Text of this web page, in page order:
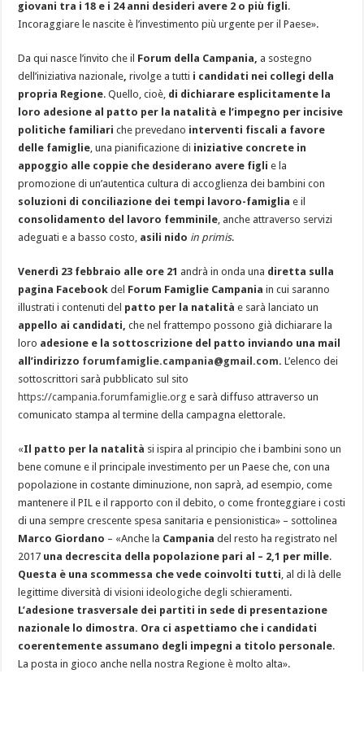
giovani tra i 18 e i 24 anni desideri avere 2 o più figli.
Incoraggiare le nascite è l’investimento più urgente per il Paese».
Da qui nasce l’invito che il Forum della Campania, a sostegno
dell’iniziativa nazionale rivolge a tutti i candidati nei collegi della
propria Regione. Quello, cioè, di dichiarare esplicitamente la
loro adesione al patto per la natalità e l’impegno per incisive
politiche familiariche prevedano interventi fiscali a favore
delle famiglie , una pianificazione di iniziative concrete in
appoggio alle coppie che desiderano avere figli e la
promozione di un’autentica cultura di accoglienza dei bambini con
soluzioni di conciliazione dei tempi lavoro-famiglia e il
consolidamento del lavoro femminile , anche attraverso servizi
adeguati e a basso costo, asili nido in primis.
Venerdì 23 febbraio alle ore 21 andrà in onda una diretta sulla
pagina Facebook del Forum Famiglie Campania in cui saranno
illustrati i contenuti del patto per la natalità e sarà lanciato un
appello ai candidati, che nel frattempo possono già dichiarare la
loro adesione e la sottoscrizione del patto inviando una mail
all’indirizzo forumfamiglie.campania@gmail.com. L’elenco dei
sottoscrittori sarà pubblicato sul sito
https://campania.forumfamiglie.org e sarà diffuso attraverso un
comunicato stampa al termine della campagna elettorale.
«Il patto per la natalità si ispira al principio che i bambini sono un
bene comune e il principale investimento per un Paese che, con una
popolazione in costante diminuzione, non saprà, ad esempio, come
mantenere il PIL e il rapporto con il debito, o come fronteggiare i costi
di una sempre crescente spesa sanitaria e pensionistica» – sottolinea
Marco Giordano – «Anche la Campania del resto ha registrato nel
2017 una decrescita della popolazione pari al – 2,1 per mille.
Questa è una scommessa che vede coinvolti tutti , al di là delle
legittime diversità di visioni ideologiche degli schieramenti.
L’adesione trasversale dei partiti in sede di presentazione
nazionale lo dimostra. Ora ci aspettiamo che i candidati
coerentemente assumano degli impegni a titolo personale.
La posta in gioco anche nella nostra Regione è molto alta».